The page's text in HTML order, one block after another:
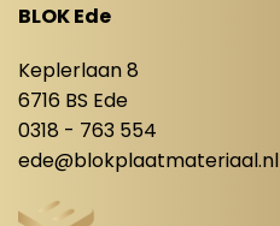
BLOK Ede
Keplerlaan 8
6716 BS Ede
0318 - 763 554
ede@blokplaatmateriaal.nl